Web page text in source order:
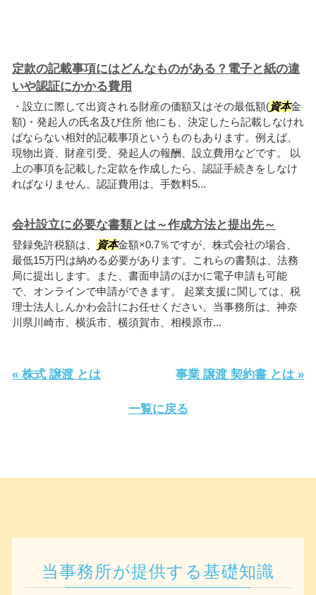
定款の記載事項にはどんなものがある？電子と紙の違
いや認証にかかる費用
・設立に際して出資される財産の価額又はその最低額(資本金
額)・発起人の氏名及び住所 他にも、決定したら記載しなけれ
ばならない相対的記載事項というものもあります。例えば、
現物出資、財産引受、発起人の報酬、設立費用などです。 以
上の事項を記載した定款を作成したら、認証手続きをしなけ
ればなりません。認証費用は、手数料5...
会社設立に必要な書類とは～作成方法と提出先～
登録免許税額は、 資本金額×0.7％ですが、株式会社の場合、
最低15万円は納める必要があります。これらの書類は、法務
局に提出します。また、書面申請のほかに電子申請も可能
で、オンラインで申請ができます。 起業支援に関しては、税
理士法人しんかわ会計にお任せください。当事務所は、神奈
川県川崎市、横浜市、横須賀市、相模原市...
« 株式 譲渡 とは 事業 譲渡 契約書 とは »
一覧に戻る
当事務所が提供する基礎知識